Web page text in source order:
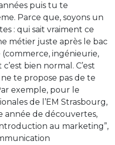
puis tu te
Parce que, soyons un
: qui sait vraiment ce
métier juste après le bac
ingénieurie,
bien normal. C’est
te propose pas de te
exemple, pour le
de l’EM Strasbourg,
année de découvertes,
au marketing”,